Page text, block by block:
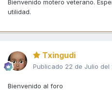
Bienvenido motero veterano.
utilidad.
Txingudi
Publicado 22 de Julio del
Bienvenido al foro